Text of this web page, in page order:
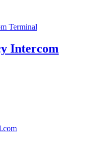
Intercom